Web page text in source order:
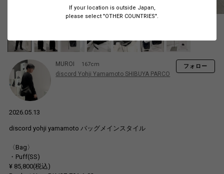
If your location is outside Japan,
please select "OTHER COUNTRIES".
MUROI 167cm
discord Yohji Yamamoto SHIBUYA PARCO
フォロー
2026.05.13
discord yohji yamamoto バッグメインスタイル
〈Bag〉
・Puff(SS)
¥ 85,800(税込)